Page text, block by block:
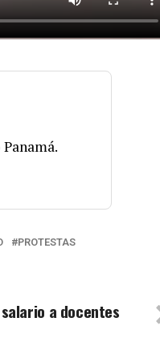
PROTESTAS
a docentes